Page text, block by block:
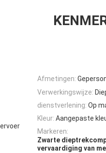
Afmetingen:
Verwerkingswijze:
dienstverlening: Op
Kleur: Aangepaste
Markeren:
Zwarte
vervaardiging van